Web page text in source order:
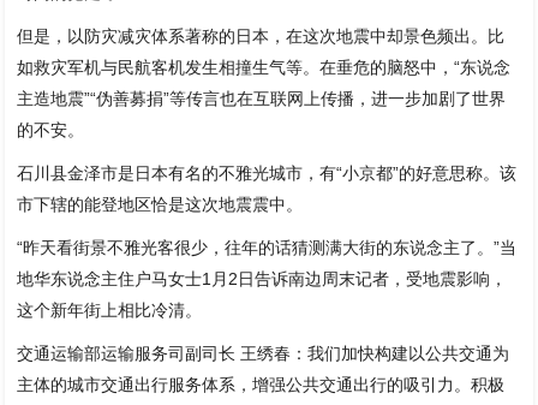
但是，以防灾减灾体系著称的日本，在这次地震中却景色频出。比
如救灾军机与民航客机发生相撞生气等。在垂危的脑怒中，“东说念
主造地震”“伪善募捐”等传言也在互联网上传播，进一步加剧了世界
的不安。
石川县金泽市是日本有名的不雅光城市，有“小京都”的好意思称。该
市下辖的能登地区恰是这次地震震中。
“昨天看街景不雅光客很少，往年的话猜测满大街的东说念主了。”当
地华东说念主住户马女士1月2日告诉南边周末记者，受地震影响，
这个新年街上相比冷清。
交通运输部运输服务司副司长 王绣春：我们加快构建以公共交通为
主体的城市交通出行服务体系，增强公共交通出行的吸引力。积极